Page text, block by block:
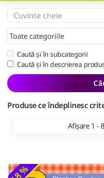
Caută și în subcategorii
Caută și în descrierea
Produse ce îndeplinesc
Afișare 1 -